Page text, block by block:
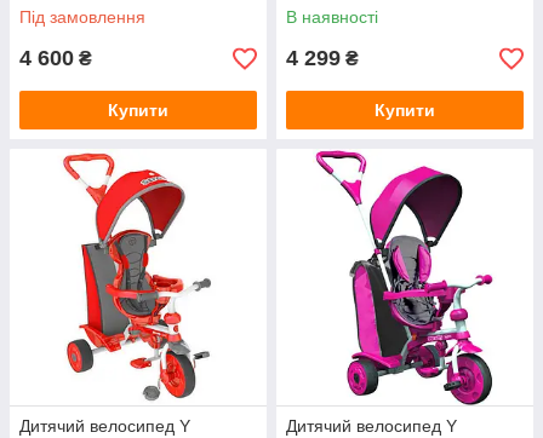
Під замовлення
4 600 ₴
Купити
В наявності
4 299 ₴
Купити
Дитячий велосипед Y
Дитячий велосипед Y